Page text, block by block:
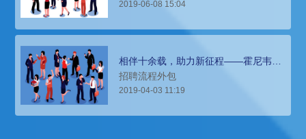
2019-06-08 15:04
相伴十余载，助力新征程——霍尼韦尔
RPO实践分享
招聘流程外包
2019-04-03 11:19